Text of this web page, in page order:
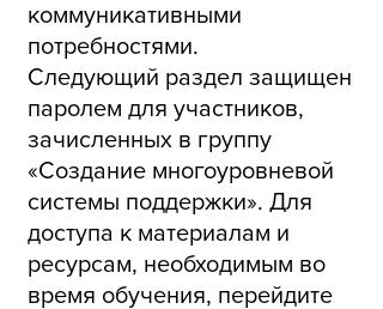
коммуникативными
потребностями.
Следующий раздел защищен
паролем для участников,
зачисленных в группу
«Создание многоуровневой
системы поддержки». Для
доступа к материалам и
ресурсам, необходимым во
время обучения, перейдите